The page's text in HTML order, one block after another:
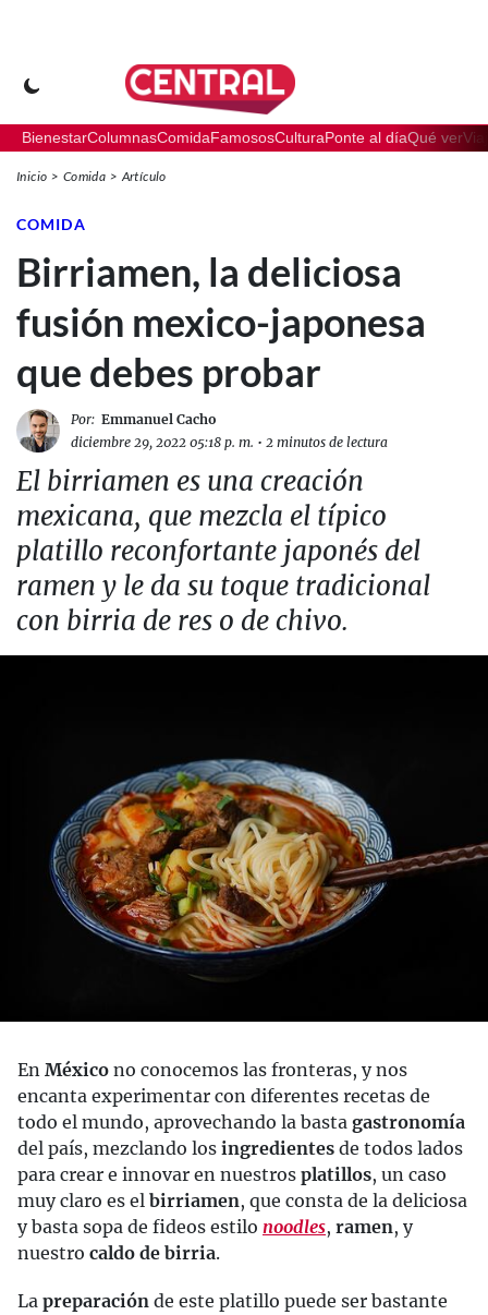
BienestarColumnasComidaFamososCulturaPonte al díaQué ver
Inicio Comida Artículo
COMIDA
Birriamen, la deliciosa
fusión mexico-japonesa
que debes probar
Por: Emmanuel Cacho
diciembre 29, 2022 05:18 p. m. • 2 minutos de lectura
El birriamen es una creación
mexicana, que mezcla el típico
platillo reconfortante japonés del
ramen y le da su toque tradicional
con birria de res o de chivo.
En México no conocemos las fronteras, y nos
encanta experimentar con diferentes recetas de
todo el mundo, aprovechando la basta gastronomía
del país, mezclando los ingredientes de todos lados
para crear e innovar en nuestros platillos, un caso
muy claro es el birriamen, que consta de la deliciosa
y basta sopa de fideos estilo noodles, ramen, y
nuestro caldo de birria.
La preparación de este platillo puede ser bastante